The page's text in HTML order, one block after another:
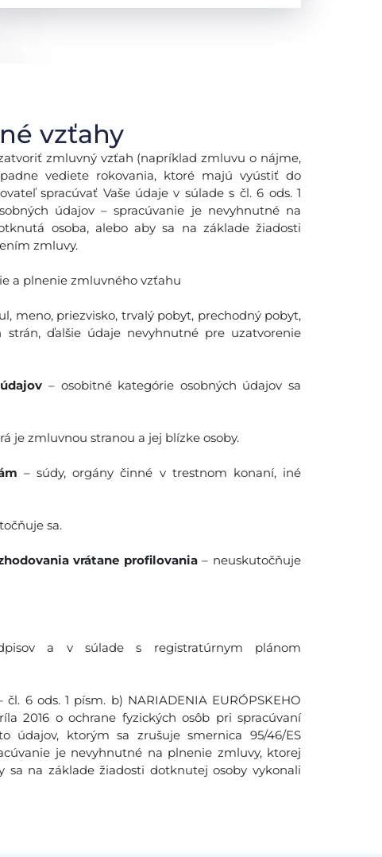
vzťahy
zmluvný vzťah (napríklad zmluvu o nájme,
vediete rokovania, ktoré majú vyústiť do
spracúvať Vaše údaje v súlade s čl. 6 ods. 1
údajov – spracúvanie je nevyhnutné na
osoba, alebo aby sa na základe žiadosti
zmluvy.
a plnenie zmluvného vzťahu
meno, priezvisko, trvalý pobyt, prechodný pobyt,
ďalšie údaje nevyhnutné pre uzatvorenie
– osobitné kategórie osobných údajov sa
je zmluvnou stranou a jej blízke osoby.
– súdy, orgány činné v trestnom konaní, iné
sa.
vrátane profilovania– neuskutočňuje
a v súlade s registratúrnym plánom
čl. 6 ods. 1 písm. b) NARIADENIA EURÓPSKEHO
2016 o ochrane fyzických osôb pri spracúvaní
údajov, ktorým sa zrušuje smernica 95/46/ES
je nevyhnutné na plnenie zmluvy, ktorej
na základe žiadosti dotknutej osoby vykonali